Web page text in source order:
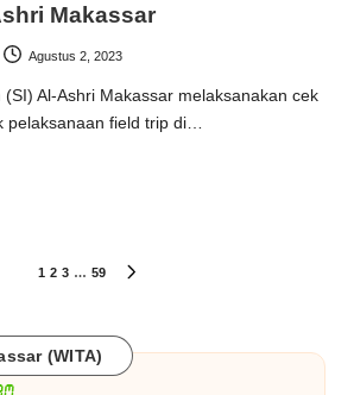
Makassar
Agustus 2, 2023
(SI) Al-Ashri Makassar melaksanakan cek
pelaksanaan field trip di…
1 2 3 … 59
(WITA)